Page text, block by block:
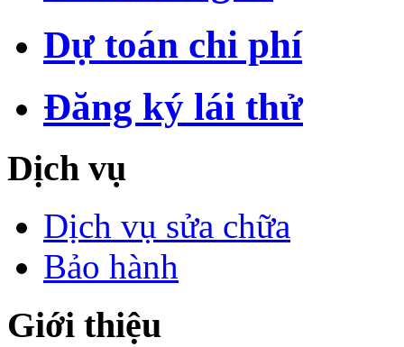
Dự toán chi phí
Đăng ký lái thử
Dịch vụ
Dịch vụ sửa chữa
Bảo hành
Giới thiệu